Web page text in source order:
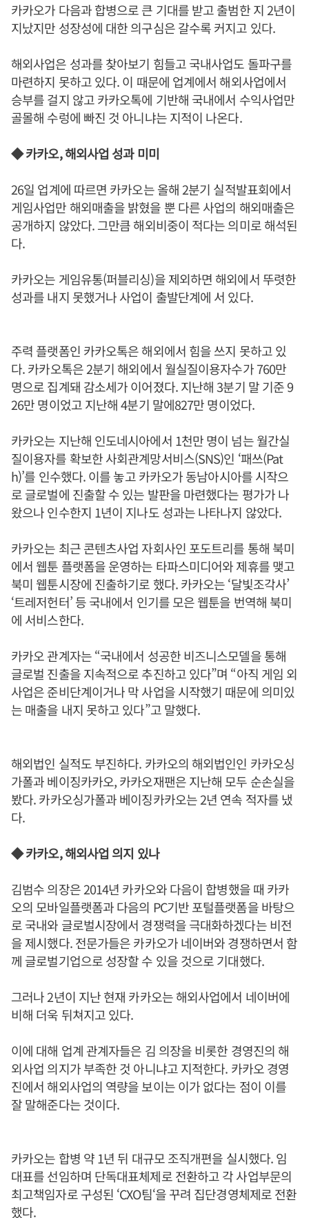
카카오가 다음과 합병으로 큰 기대를 받고 출범한 지 2년이
지났지만 성장성에 대한 의구심은 갈수록 커지고 있다.
해외사업은 성과를 찾아보기 힘들고 국내사업도 돌파구를
마련하지 못하고 있다. 이 때문에 업계에서 해외사업에서
승부를 걸지 않고 카카오톡에 기반해 국내에서 수익사업만
골몰해 수렁에 빠진 것 아니냐는 지적이 나온다.
◆ 카카오, 해외사업 성과 미미
26일 업계에 따르면 카카오는 올해 2분기 실적발표회에서
게임사업만 해외매출을 밝혔을 뿐 다른 사업의 해외매출은
공개하지 않았다. 그만큼 해외비중이 적다는 의미로 해석된
다.
카카오는 게임유통(퍼블리싱)을 제외하면 해외에서 뚜렷한
성과를 내지 못했거나 사업이 출발단계에 서 있다.
주력 플랫폼인 카카오톡은 해외에서 힘을 쓰지 못하고 있
다. 카카오톡은 2분기 해외에서 월실질이용자수가 760만
명으로 집계돼 감소세가 이어졌다. 지난해 3분기 말 기준 9
26만 명이었고 지난해 4분기 말에827만 명이었다.
카카오는 지난해 인도네시아에서 1천만 명이 넘는 월간실
질이용자를 확보한 사회관계망서비스(SNS)인 ‘패쓰(Pat
h)’를 인수했다. 이를 놓고 카카오가 동남아시아를 시작으
로 글로벌에 진출할 수 있는 발판을 마련했다는 평가가 나
왔으나 인수한지 1년이 지나도 성과는 나타나지 않았다.
카카오는 최근 콘텐츠사업 자회사인 포도트리를 통해 북미
에서 웹툰 플랫폼을 운영하는 타파스미디어와 제휴를 맺고
북미 웹툰시장에 진출하기로 했다. 카카오는 ‘달빛조각사’
‘트레저헌터’ 등 국내에서 인기를 모은 웹툰을 번역해 북미
에 서비스한다.
카카오 관계자는 “국내에서 성공한 비즈니스모델을 통해
글로벌 진출을 지속적으로 추진하고 있다”며 “아직 게임 외
사업은 준비단계이거나 막 사업을 시작했기 때문에 의미있
는 매출을 내지 못하고 있다”고 말했다.
해외법인 실적도 부진하다. 카카오의 해외법인인 카카오싱
가폴과 베이징카카오, 카카오재팬은 지난해 모두 순손실을
봤다. 카카오싱가폴과 베이징카카오는 2년 연속 적자를 냈
다.
◆ 카카오, 해외사업 의지 있나
김범수 의장은 2014년 카카오와 다음이 합병했을 때 카카
오의 모바일플랫폼과 다음의 PC기반 포털플랫폼을 바탕으
로 국내와 글로벌시장에서 경쟁력을 극대화하겠다는 비전
을 제시했다. 전문가들은 카카오가 네이버와 경쟁하면서 함
께 글로벌기업으로 성장할 수 있을 것으로 기대했다.
그러나 2년이 지난 현재 카카오는 해외사업에서 네이버에
비해 더욱 뒤쳐지고 있다.
이에 대해 업계 관계자들은 김 의장을 비롯한 경영진의 해
외사업 의지가 부족한 것 아니냐고 지적한다. 카카오 경영
진에서 해외사업의 역량을 보이는 이가 없다는 점이 이를
잘 말해준다는 것이다.
카카오는 합병 약 1년 뒤 대규모 조직개편을 실시했다. 임
대표를 선임하며 단독대표체제로 전환하고 각 사업부문의
최고책임자로 구성된 ‘CXO팀‘을 꾸려 집단경영체제로 전환
했다.